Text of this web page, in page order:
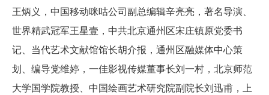
王炳义，中国移动咪咕公司副总编辑辛亮亮，著名导演、
世界精武冠军王星壹，中共北京通州区宋庄镇原党委书
记、当代艺术文献馆馆长胡介报，通州区融媒体中心策
划、编导党维婷，一佳影视传媒董事长刘一村，北京师范
大学国学院教授、中国绘画艺术研究院副院长刘迅甫，上